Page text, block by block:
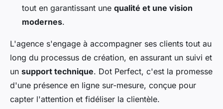
tout en garantissant une qualité et une vision
modernes.
L'agence s'engage à accompagner ses clients tout au
long du processus de création, en assurant un suivi et
un support technique. Dot Perfect, c'est la promesse
d'une présence en ligne sur-mesure, conçue pour
capter l'attention et fidéliser la clientèle.